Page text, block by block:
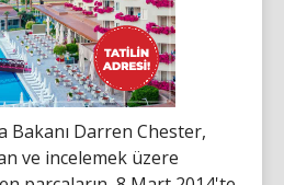
Bakanı Darren Chester,
ve incelemek üzere